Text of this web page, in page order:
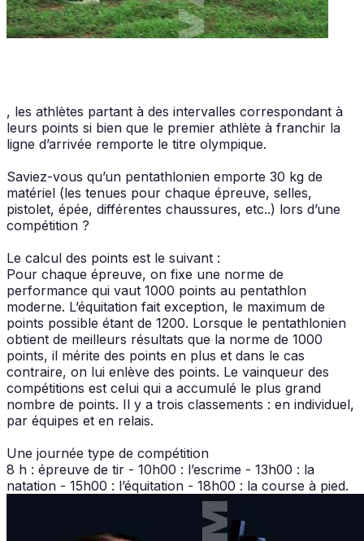
, les athlètes partant à des intervalles correspondant à
leurs points si bien que le premier athlète à franchir la
ligne d’arrivée remporte le titre olympique.
Saviez-vous qu’un pentathlonien emporte 30 kg de
matériel (les tenues pour chaque épreuve, selles,
pistolet, épée, différentes chaussures, etc..) lors d’une
compétition ?
Le calcul des points est le suivant :
Pour chaque épreuve, on fixe une norme de
performance qui vaut 1000 points au pentathlon
moderne. L’équitation fait exception, le maximum de
points possible étant de 1200. Lorsque le pentathlonien
obtient de meilleurs résultats que la norme de 1000
points, il mérite des points en plus et dans le cas
contraire, on lui enlève des points. Le vainqueur des
compétitions est celui qui a accumulé le plus grand
nombre de points. Il y a trois classements : en individuel,
par équipes et en relais.
Une journée type de compétition
8 h : épreuve de tir - 10h00 : l’escrime - 13h00 : la
natation - 15h00 : l’équitation - 18h00 : la course à pied.